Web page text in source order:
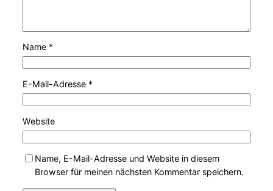
Name *
E-Mail-Adresse *
Website
Name, E-Mail-Adresse und Website in diesem
Browser für meinen nächsten Kommentar speichern.